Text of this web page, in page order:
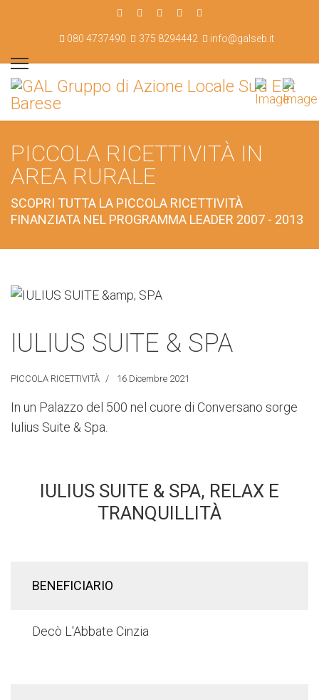
080 4737490 375 8294442 info@galseb.it
PICCOLA RICETTIVITÀ IN
AREA RURALE
SCOPRI TUTTA LA PICCOLA RICETTIVITÀ
FINANZIATA NEL PROGRAMMA LEADER 2007 - 2013
IULIUS SUITE & SPA
PICCOLA RICETTIVITÀ 16 Dicembre 2021
In un Palazzo del 500 nel cuore di Conversano sorge
Iulius Suite & Spa.
IULIUS SUITE & SPA, RELAX E
TRANQUILLITÀ
BENEFICIARIO
Decò L'Abbate Cinzia